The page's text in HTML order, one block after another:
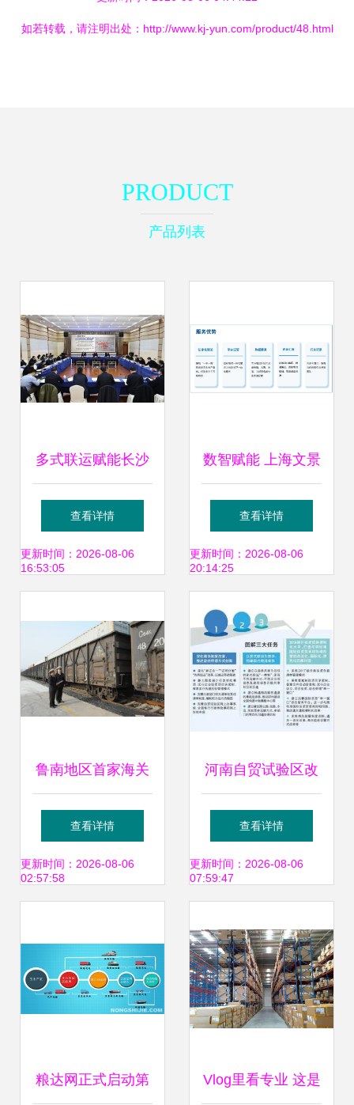
如若转载，请注明出处：http://www.kj-yun.com/product/48.html
PRODUCT
产品列表
多式联运赋能长沙
物流高质量发展
查看详情
更新时间：2026-08-06
16:53:05
数智赋能 上海文景
信息科技如何打造
多式联运新生态
查看详情
更新时间：2026-08-06
20:14:25
鲁南地区首家海关
多式联运监管站正
式开通，多式联运
查看详情
更新时间：2026-08-06
02:57:58
河南自贸试验区改
革再深化 多式联运
服务赋能“四梁八
查看详情
更新时间：2026-08-06
07:59:47
粮达网正式启动第 Vlog里看专业 这是